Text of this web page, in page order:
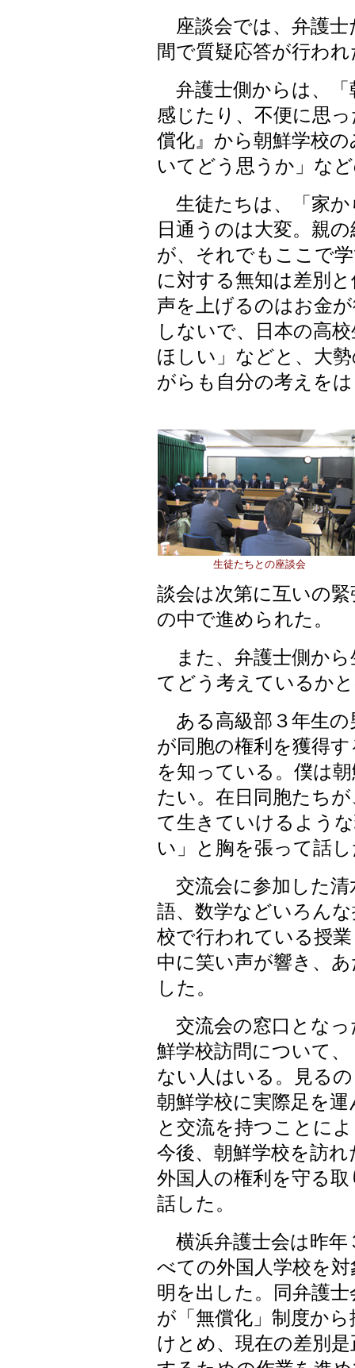
座談会では、弁護士
間で質疑応答が行わ
弁護士側からは、「
感じたり、不便に思
償化』から朝鮮学校
いてどう思うか」な
生徒たちは、「家か
日通うのは大変。親
が、それでもここで
に対する無知は差別
声を上げるのはお金
しないで、日本の高
ほしい」などと、大
がらも自分の考えを
生徒たちとの座談会
談会は次第に互いの
の中で進められた。
また、弁護士側から
てどう考えているか
ある高級部３年生の
が同胞の権利を獲得
を知っている。僕は
たい。在日同胞たち
て生きていけるよう
い」と胸を張って話
交流会に参加した清
語、数学などいろん
校で行われている授
中に笑い声が響き、
した。
交流会の窓口となっ
鮮学校訪問について
ない人はいる。見る
朝鮮学校に実際足を
と交流を持つことに
今後、朝鮮学校を訪
外国人の権利を守る
話した。
横浜弁護士会は昨年
べての外国人学校を
明を出した。同弁護
が「無償化」制度か
けとめ、現在の差別